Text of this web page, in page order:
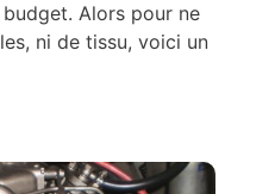
Alors pour ne
ni de tissu, voici un